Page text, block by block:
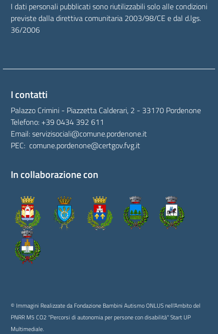
I dati personali pubblicati sono riutilizzabili solo alle condizioni
previste dalla direttiva comunitaria 2003/98/CE e dal d.lgs.
36/2006
I contatti
Palazzo Crimini - Piazzetta Calderari, 2 - 33170 Pordenone
Telefono: +39 0434 392 611
Email:servizisociali@comune.pordenone.it
PEC: comune.pordenone@certgov.fvg.it
In collaborazione con
© Immagini Realizzate da Fondazione Bambini Autismo ONLUS nell'Ambito del
PNRR M5 CO2 "Percorsi di autonomia per persone con disabilità" Start UP
Multimediale.